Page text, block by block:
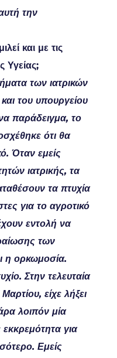
την
και με τις
Υγείας;
των ιατρικών
του υπουργείου
παράδειγμα, το
ότι θα
Όταν εμείς
ιατρικής, τα
τα πτυχία
για το αγροτικό
εντολή να
των
η ορκωμοσία.
Στην τελευταία
είχε λήξει
λοιπόν μία
για
Εμείς